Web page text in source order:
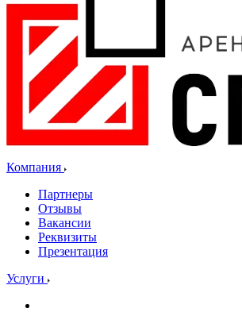
Компания
Партнеры
Отзывы
Вакансии
Реквизиты
Презентация
Услуги